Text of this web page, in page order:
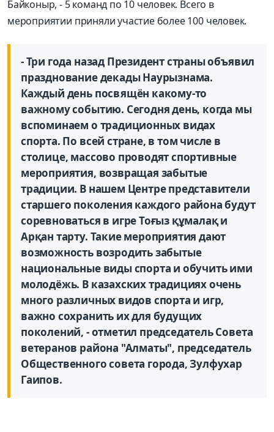
Байконыр, - 5 команд по 10 человек. Всего в
мероприятии приняли участие более 100 человек.
- Три года назад Президент страны объявил
празднование декады Наурызнама.
Каждый день посвящён какому-то
важному событию. Сегодня день, когда мы
вспоминаем о традиционных видах
спорта. По всей стране, в том числе в
столице, массово проводят спортивные
мероприятия, возвращая забытые
традиции. В нашем Центре представители
старшего поколения каждого района будут
соревноваться в игре Тоғыз құмалақ и
Арқан тарту. Такие мероприятия дают
возможность возродить забытые
национальные виды спорта и обучить ими
молодёжь. В казахских традициях очень
много различных видов спорта и игр,
важно сохранить их для будущих
поколений, - отметил председатель Совета
ветеранов района "Алматы", председатель
Общественного совета города, Зулфухар
Гаипов.